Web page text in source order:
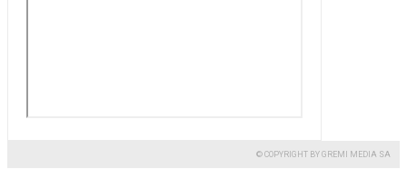
© COPYRIGHT BY GREMI MEDIA SA